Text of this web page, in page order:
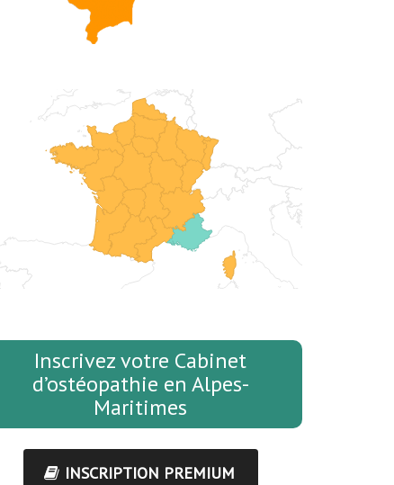
Inscrivez votre Cabinet
d’ostéopathie en Alpes-
Maritimes
INSCRIPTION PREMIUM